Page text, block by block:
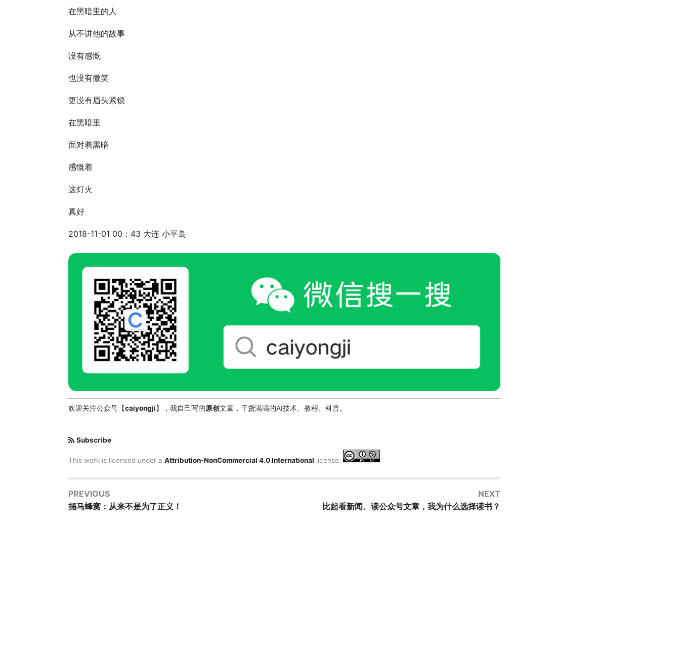
在黑暗里的人
从不讲他的故事
没有感慨
也没有微笑
更没有眉头紧锁
在黑暗里
面对着黑暗
感慨着
这灯火
真好
2018-11-01 00：43 大连 小平岛
欢迎关注公众号【caiyongji】，我自己写的原创文章，干货满满的AI技术、教程、科普。
Subscribe
This work is licensed under a Attribution-NonCommercial 4.0 International license.
PREVIOUS
捅马蜂窝：从来不是为了正义！
NEXT
比起看新闻、读公众号文章，我为什么选择读书？